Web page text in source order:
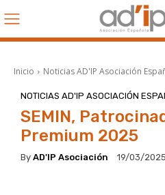
Inicio Noticias AD'IP Asociación
NOTICIAS AD'IP ASOCIACIÓN
SEMIN,
Premium 2025
By AD'IP Asociación 19/03/2025